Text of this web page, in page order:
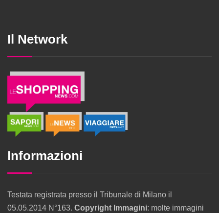
Il Network
Informazioni
Testata registrata presso il Tribunale di Milano il
05.05.2014 N°163. Copyright Immagini: molte immagini